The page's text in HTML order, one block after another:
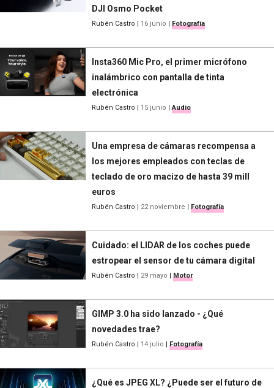
DJI Osmo Pocket
Rubén Castro | 16 junio | Fotografía
Insta360 Mic Pro, el primer micrófono
inalámbrico con pantalla de tinta
electrónica
Rubén Castro | 15 junio |Audio
Una empresa de cámaras recompensa a
los mejores empleados con teclas de
teclado de oro macizo de hasta 39 mill
euros
Rubén Castro | 22 noviembre | Fotografía
Cuidado: el LIDAR de los coches puede
estropear el sensor de tu cámara digital
Rubén Castro | 29 mayo | Motor
GIMP 3.0 ha sido lanzado - ¿Qué
novedades trae?
Rubén Castro | 14 julio | Fotografía
¿Qué es JPEG XL? ¿Puede ser el futuro de